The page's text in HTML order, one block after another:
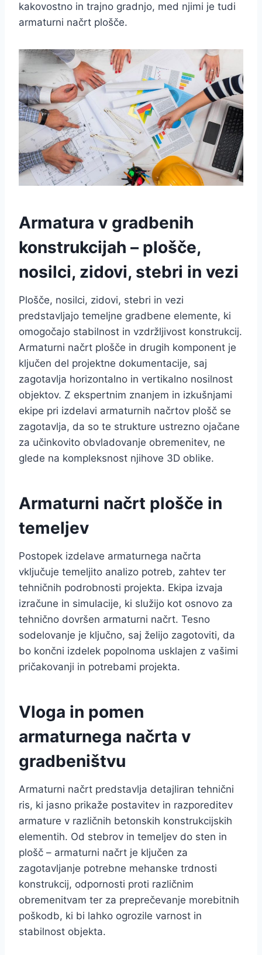
kakovostno in trajno gradnjo, med njimi je tudi
armaturni načrt plošče.
Armatura v gradbenih
konstrukcijah – plošče,
nosilci, zidovi, stebri in vezi
Plošče, nosilci, zidovi, stebri in vezi
predstavljajo temeljne gradbene elemente, ki
omogočajo stabilnost in vzdržljivost konstrukcij.
Armaturni načrt plošče in drugih komponent je
ključen del projektne dokumentacije, saj
zagotavlja horizontalno in vertikalno nosilnost
objektov. Z ekspertnim znanjem in izkušnjami
ekipe pri izdelavi armaturnih načrtov plošč se
zagotavlja, da so te strukture ustrezno ojačane
za učinkovito obvladovanje obremenitev, ne
glede na kompleksnost njihove 3D oblike.
Armaturni načrt plošče in
temeljev
Postopek izdelave armaturnega načrta
vključuje temeljito analizo potreb, zahtev ter
tehničnih podrobnosti projekta. Ekipa izvaja
izračune in simulacije, ki služijo kot osnovo za
tehnično dovršen armaturni načrt. Tesno
sodelovanje je ključno, saj želijo zagotoviti, da
bo končni izdelek popolnoma usklajen z vašimi
pričakovanji in potrebami projekta.
Vloga in pomen
armaturnega načrta v
gradbeništvu
Armaturni načrt predstavlja detajliran tehnični
ris, ki jasno prikaže postavitev in razporeditev
armature v različnih betonskih konstrukcijskih
elementih. Od stebrov in temeljev do sten in
plošč – armaturni načrt je ključen za
zagotavljanje potrebne mehanske trdnosti
konstrukcij, odpornosti proti različnim
obremenitvam ter za preprečevanje morebitnih
poškodb, ki bi lahko ogrozile varnost in
stabilnost objekta.